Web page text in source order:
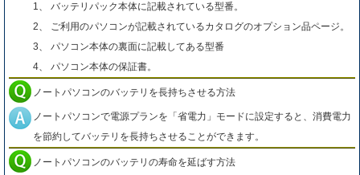
1、 バッテリパック本体に記載されている型番。
2、 ご利用のパソコンが記載されているカタログのオプション品ページ。
3、 パソコン本体の裏面に記載してある型番
4、 パソコン本体の保証書。
ノートパソコンのバッテリを長持ちさせる方法
ノートパソコンで電源プランを「省電力」モードに設定すると、消費電力
を節約してバッテリを長持ちさせることができます。
ノートパソコンのバッテリの寿命を延ばす方法